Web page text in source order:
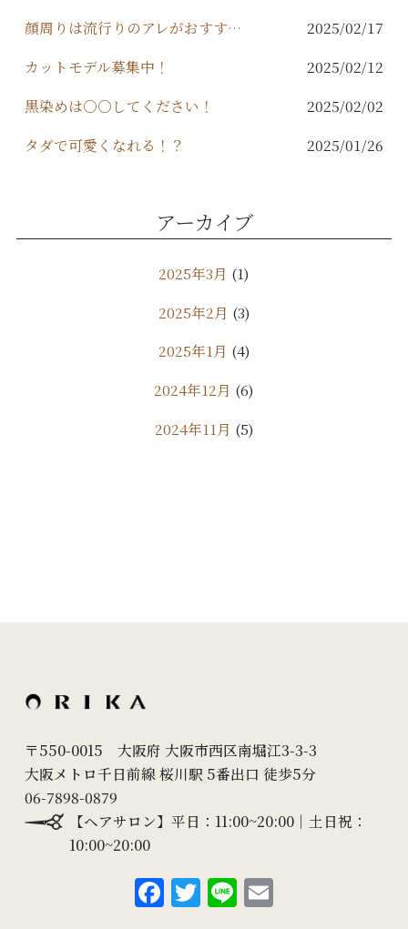
顔周りは流行りのアレがおすすめ！
2025/02/17
カットモデル募集中！
2025/02/12
黒染めは○○してください！
2025/02/02
タダで可愛くなれる！？
2025/01/26
アーカイブ
2025年3月 (1)
2025年2月 (3)
2025年1月 (4)
2024年12月 (6)
2024年11月 (5)
2024年6月(18)
2024年3月(7)
2024年2月(10)
2024年1月(6)
2023年11月(9)
〒550-0015 大阪府 大阪市西区南堀江3-3-3
大阪メトロ千日前線 桜川駅 5番出口 徒歩5分
06-7898-0879
【ヘアサロン】平日：11:00~20:00｜土日祝：
10:00~20:00
F T Li